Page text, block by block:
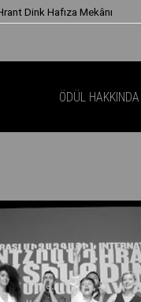
Dink Hafıza Mekânı
ÖDÜL HAKKINDA